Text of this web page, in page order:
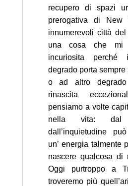
recupero di spazi
prerogativa di
innumerevoli città
una cosa che mi
incuriosita
degrado porta sempre
o ad altro
rinascita
pensiamo a volte
nella vita:
dall’inquietudine
un’ energia talmente
nascere qualcosa di
Oggi purtroppo a
troveremo più